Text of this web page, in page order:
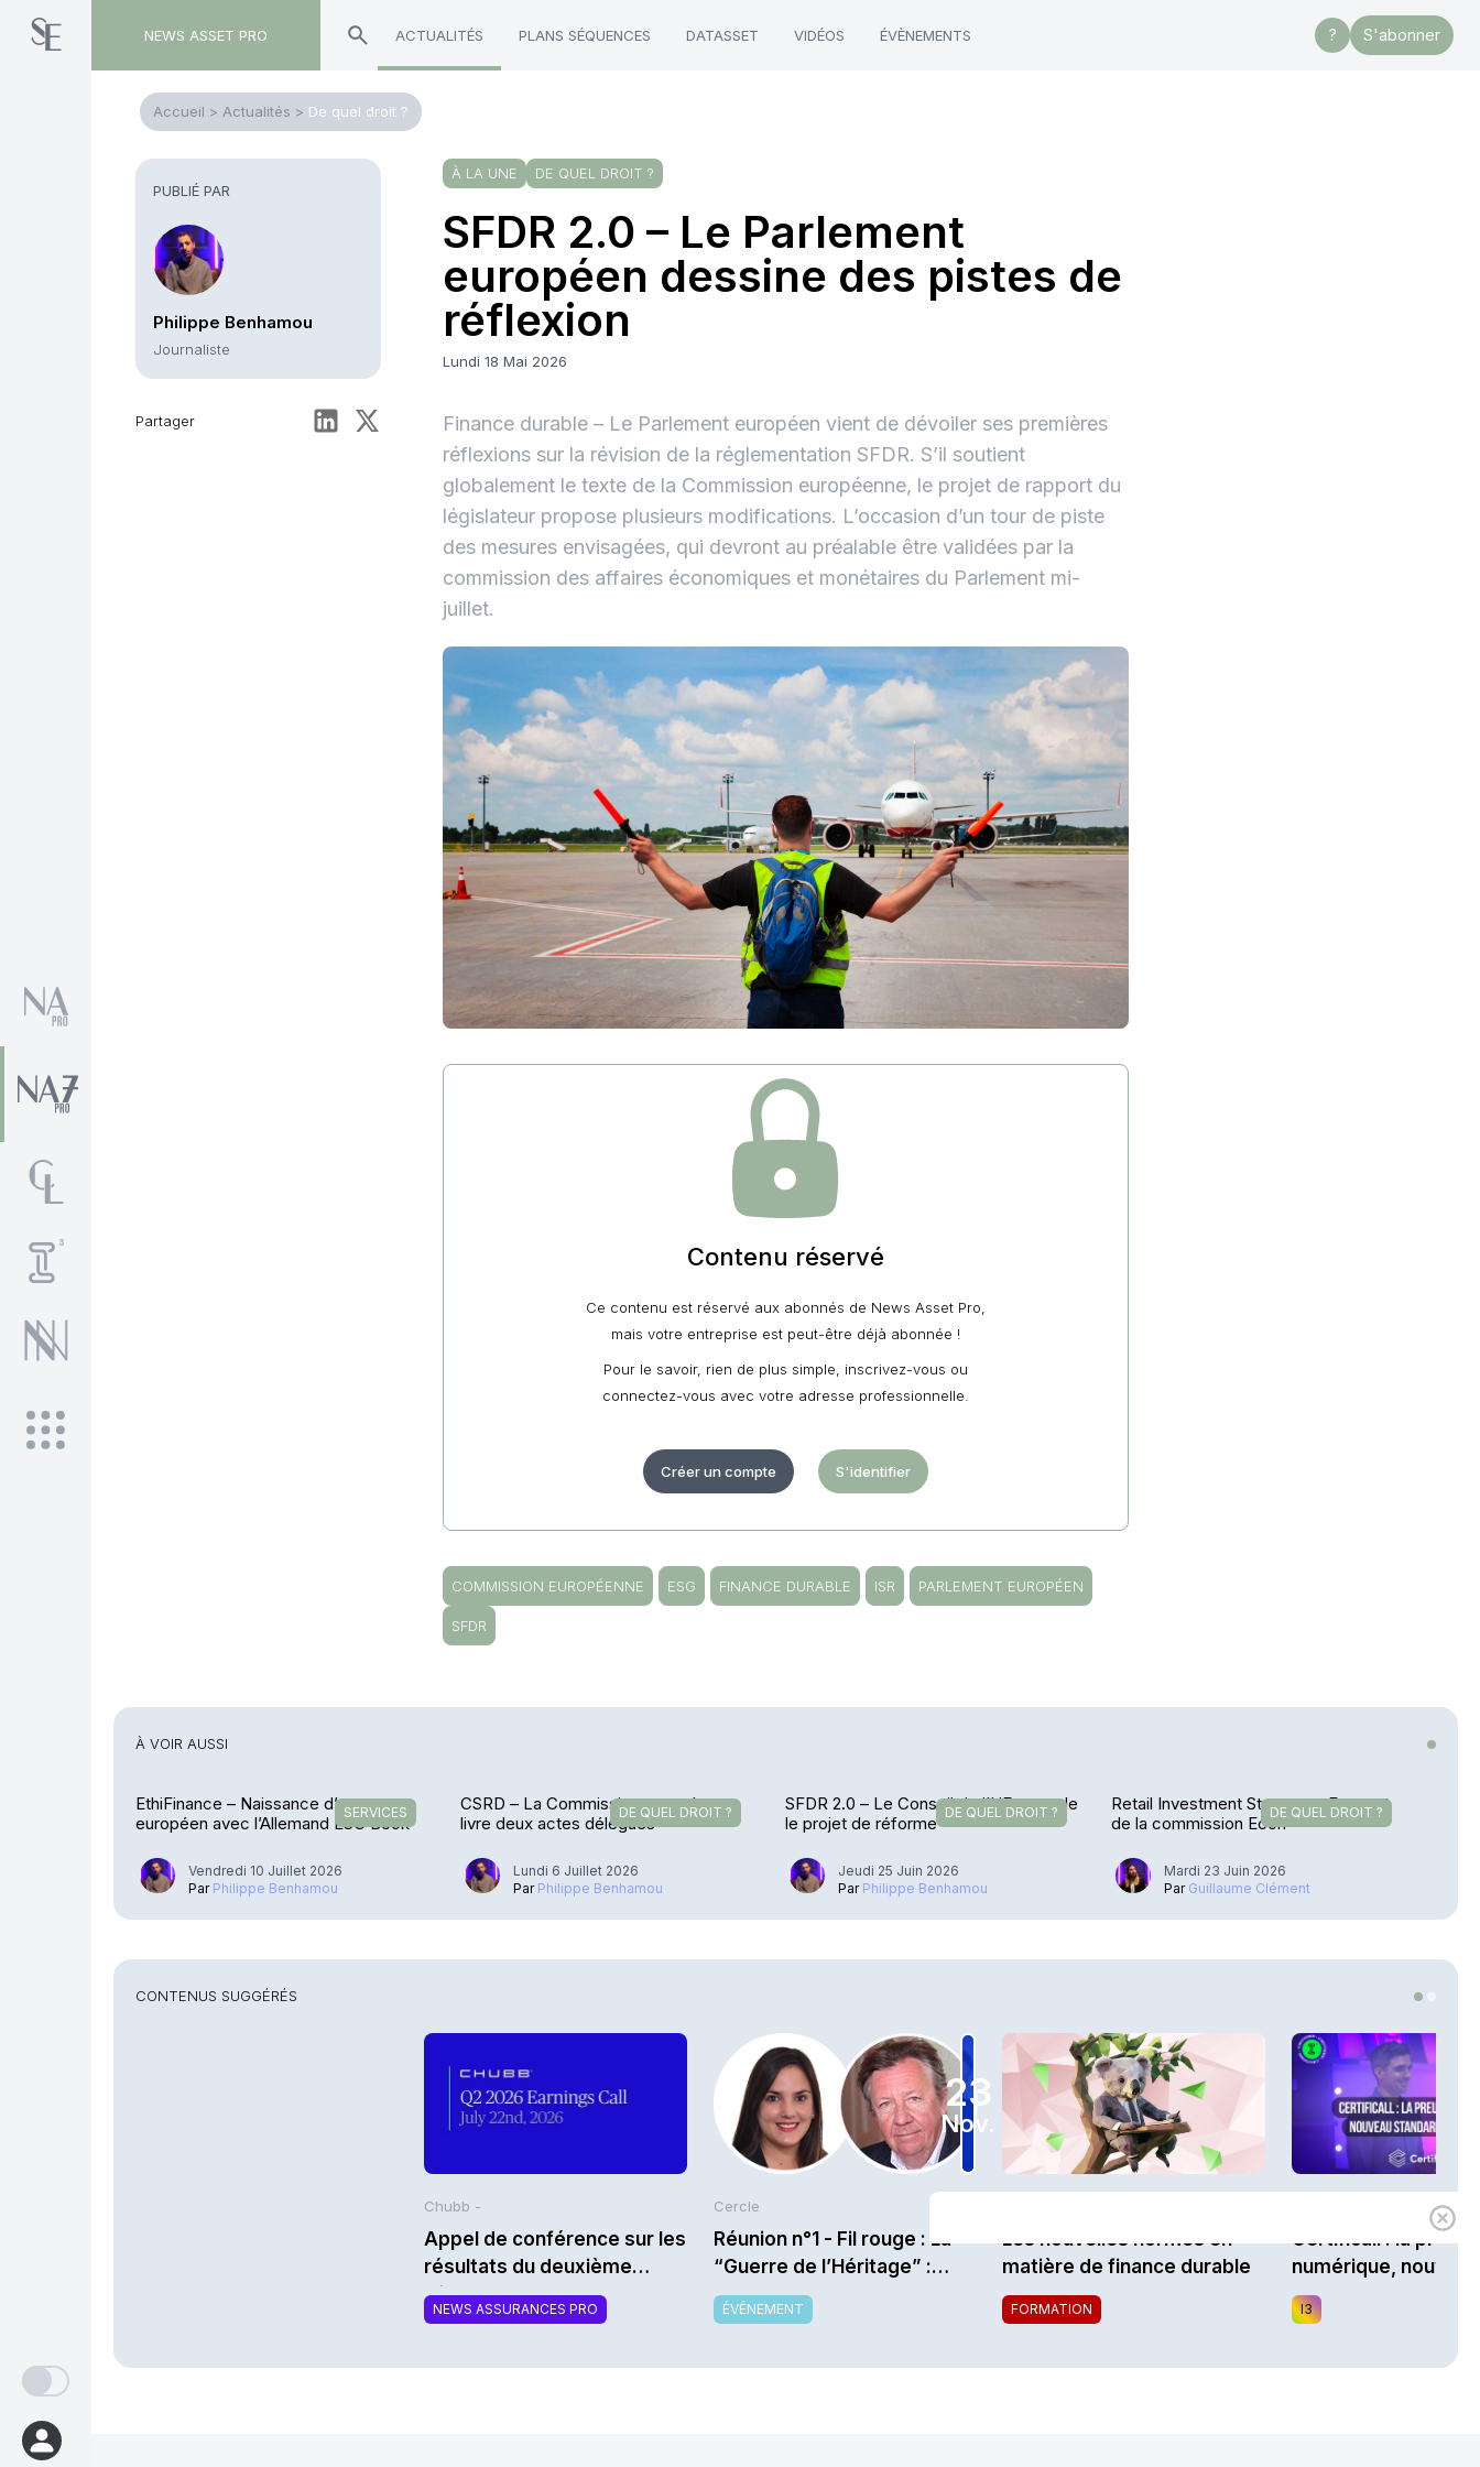
NEWS ASSET PRO ACTUALITÉS PLANS SÉQUENCES DATASSET VIDÉOS ÉVÈNEMENTS ? S'abonner
Accueil > Actualités > De quel droit ?
PUBLIÉ PAR
Philippe Benhamou
Journaliste
Partager
À LA UNE DE QUEL DROIT ?
SFDR 2.0 – Le Parlement
européen dessine des pistes de
réflexion
Lundi 18 Mai 2026
Finance durable – Le Parlement européen vient de dévoiler ses premières
réflexions sur la révision de la réglementation SFDR. S’il soutient
globalement le texte de la Commission européenne, le projet de rapport du
législateur propose plusieurs modifications. L’occasion d’un tour de piste
des mesures envisagées, qui devront au préalable être validées par la
commission des affaires économiques et monétaires du Parlement mi-
juillet.
Contenu réservé
Ce contenu est réservé aux abonnés de News Asset Pro,
mais votre entreprise est peut-être déjà abonnée !
Pour le savoir, rien de plus simple, inscrivez-vous ou
connectez-vous avec votre adresse professionnelle.
Créer un compte S'identifier
COMMISSION EUROPÉENNE ESG FINANCE DURABLE ISR PARLEMENT EUROPÉEN
SFDR
À VOIR AUSSI
SERVICES
EthiFinance – Naissance d’un groupe
européen avec l’Allemand ESG Book
Vendredi 10 Juillet 2026
Par Philippe Benhamou
DE QUEL DROIT ?
CSRD – La Commission européenne
livre deux actes délégués
Lundi 6 Juillet 2026
Par Philippe Benhamou
DE QUEL DROIT ?
SFDR 2.0 – Le Conseil de l’UE amende
le projet de réforme
Jeudi 25 Juin 2026
Par Philippe Benhamou
DE QUEL DROIT ?
Retail Investment Strategy – Feu vert
de la commission Econ
Mardi 23 Juin 2026
Par Guillaume Clément
CONTENUS SUGGÉRÉS
Chubb -
Appel de conférence sur les
résultats du deuxième
trimestre 2026 de Chubb
Limited
NEWS ASSURANCES PRO
23
Nov.
Cercle
Réunion n°1 - Fil rouge : La
“Guerre de l’Héritage” :
comment capter le
transfert de richesse
ÉVÉNEMENT
Les nouvelles normes en
matière de finance durable
FORMATION
Certificall : la preuve
numérique, nouveau
standard du marché
I3